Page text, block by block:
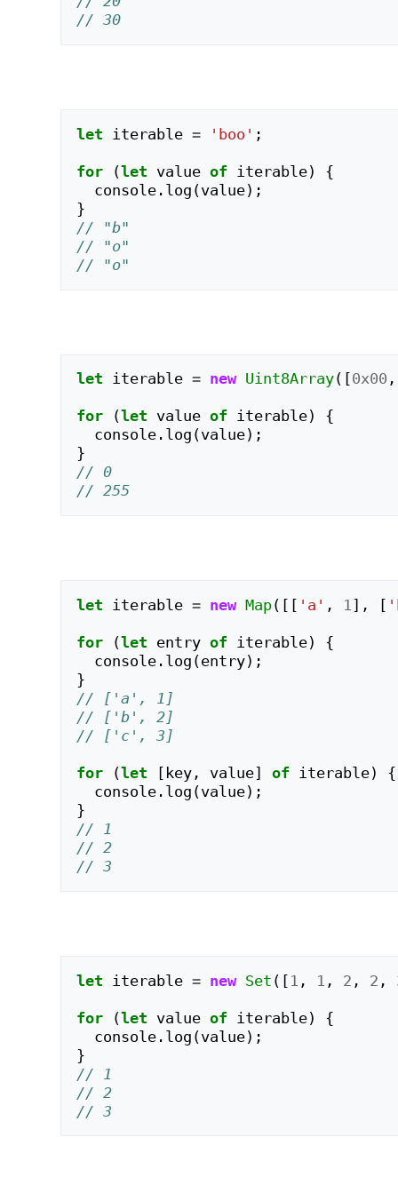
// 30
let iterable = 'boo' ;
for (let value of iterable)
{
console. log (value);
}
// "b"
// "o"
// "o"
let iterable = new Uint8Array([0x00 ,
for (let value of iterable)
{
console. log (value);
}
// 0
// 255
let iterable = new Map([[ 'a' , 1], [
for (let entry of iterable)
{
console. log (entry);
}
// ['a', 1]
// ['b', 2]
// ['c', 3]
for (let [ key, value] of iterable)
{
console. log (value);
}
// 1
// 2
// 3
let iterable = new Set ([ 1 , 1 , 2 , 2 ,
for (let value of iterable)
{
console. log (value);
}
// 1
// 2
// 3